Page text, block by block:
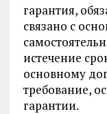
гарантия,
связано с
истечение
основному
требование,
гарантии.